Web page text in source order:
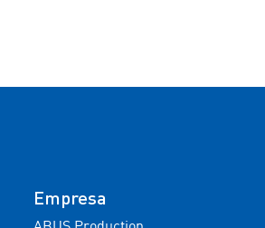
Empresa